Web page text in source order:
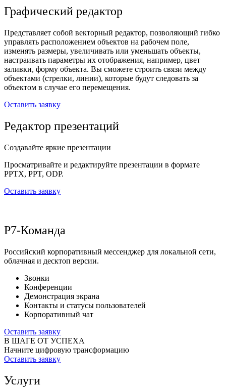
Графический редактор
Представляет собой векторный редактор, позволяющий гибко
управлять расположением объектов на рабочем поле,
изменять размеры, увеличивать или уменьшать объекты,
настраивать параметры их отображения, например, цвет
заливки, форму объекта. Вы сможете строить связи между
объектами (стрелки, линии), которые будут следовать за
объектом в случае его перемещения.
Оставить заявку
Редактор презентаций
Создавайте яркие презентации
Просматривайте и редактируйте презентации в формате
PPTX, PPT, ODP.
Оставить заявку
Р7-Команда
Российский корпоративный мессенджер для локальной сети,
облачная и десктоп версии.
Звонки
Конференции
Демонстрация экрана
Контакты и статусы пользователей
Корпоративный чат
Оставить заявку
В ШАГЕ ОТ УСПЕХА
Начните цифровую трансформацию
Оставить заявку
Услуги